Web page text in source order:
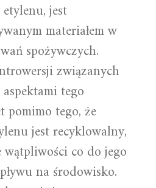
jest
materiałem w
spożywczych.
związanych
tego
pomimo tego, że
jest recyklowalny,
co do jego
na środowisko.